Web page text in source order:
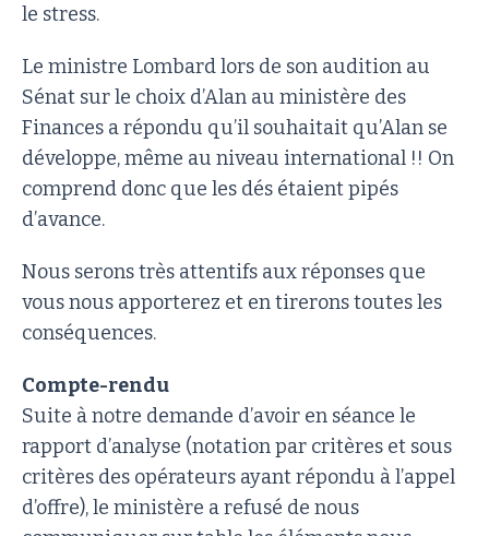
le stress.
Le ministre Lombard lors de son audition au
Sénat sur le choix d’Alan au ministère des
Finances a répondu qu’il souhaitait qu’Alan se
développe, même au niveau international !! On
comprend donc que les dés étaient pipés
d’avance.
Nous serons très attentifs aux réponses que
vous nous apporterez et en tirerons toutes les
conséquences.
Compte-rendu
Suite à notre demande d’avoir en séance le
rapport d’analyse (notation par critères et sous
critères des opérateurs ayant répondu à l’appel
d’offre), le ministère a refusé de nous